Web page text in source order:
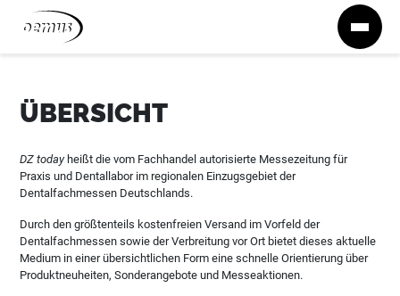
Zum Inhalt springen
ÜBERSICHT
DZ todayheißt die vom Fachhandel autorisierte Messezeitung für
Praxis und Dentallabor im regionalen Einzugsgebiet der
Dentalfachmessen Deutschlands.
Durch den größtenteils kostenfreien Versand im Vorfeld der
Dentalfachmessen sowie der Verbreitung vor Ort bietet dieses aktuelle
Medium in einer übersichtlichen Form eine schnelle Orientierung über
Produktneuheiten, Sonderangebote und Messeaktionen.